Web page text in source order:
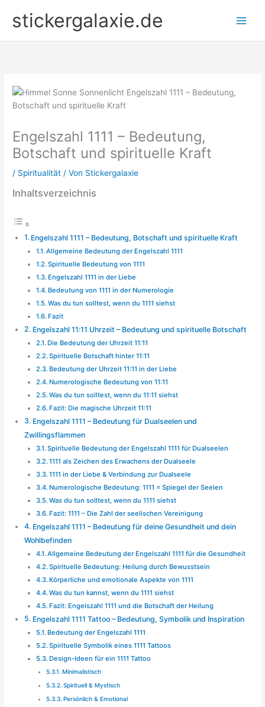
Inhaltstickergalaxie.de
Engelszahl 1111 – Bedeutung,
Botschaft und spirituelle Kraft
/ Spiritualität / Von Stickergalaxie
Inhaltsverzeichnis
Engelszahl 1111 – Bedeutung, Botschaft und spirituelle Kraft
Allgemeine Bedeutung der Engelszahl 1111
Spirituelle Bedeutung von 1111
Engelszahl 1111 in der Liebe
Bedeutung von 1111 in der Numerologie
Was du tun solltest, wenn du 1111 siehst
Fazit
Engelszahl 11:11 Uhrzeit – Bedeutung und spirituelle Botschaft
Die Bedeutung der Uhrzeit 11:11
Spirituelle Botschaft hinter 11:11
Bedeutung der Uhrzeit 11:11 in der Liebe
Numerologische Bedeutung von 11:11
Was du tun solltest, wenn du 11:11 siehst
Fazit: Die magische Uhrzeit 11:11
Engelszahl 1111 – Bedeutung für Dualseelen und
Zwillingsflammen
Spirituelle Bedeutung der Engelszahl 1111 für Dualseelen
1111 als Zeichen des Erwachens der Dualseele
1111 in der Liebe & Verbindung zur Dualseele
Numerologische Bedeutung: 1111 = Spiegel der Seelen
Was du tun solltest, wenn du 1111 siehst
Fazit: 1111 – Die Zahl der seelischen Vereinigung
Engelszahl 1111 – Bedeutung für deine Gesundheit und dein
Wohlbefinden
Allgemeine Bedeutung der Engelszahl 1111 für die Gesundheit
Spirituelle Bedeutung: Heilung durch Bewusstsein
Körperliche und emotionale Aspekte von 1111
Was du tun kannst, wenn du 1111 siehst
Fazit: Engelszahl 1111 und die Botschaft der Heilung
Engelszahl 1111 Tattoo – Bedeutung, Symbolik und Inspiration
Bedeutung der Engelszahl 1111
Spirituelle Symbolik eines 1111 Tattoos
Design-Ideen für ein 1111 Tattoo
Minimalistisch
Spirituell & Mystisch
Persönlich & Emotional